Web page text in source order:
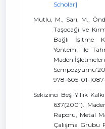
Scholar]
Mutlu, M., Sarı, M.,
Taşocağı ve
Bağlı İşitme
Yöntemi ile
Maden
978-605-01-
Sekizinci Beş Yıllık
637(2001).
Raporu, Metal
Çalışma Grubu